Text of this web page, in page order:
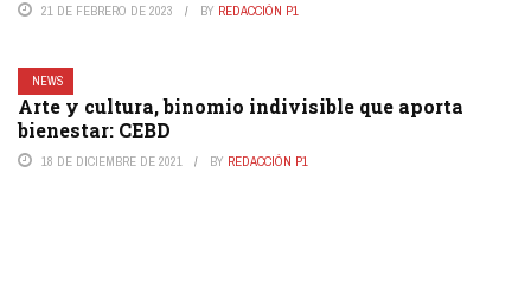
21 DE FEBRERO DE 2023 BY REDACCIÓN P1
NEWS
Arte y cultura, binomio indivisible que aporta
bienestar: CEBD
18 DE DICIEMBRE DE 2021 BY REDACCIÓN P1